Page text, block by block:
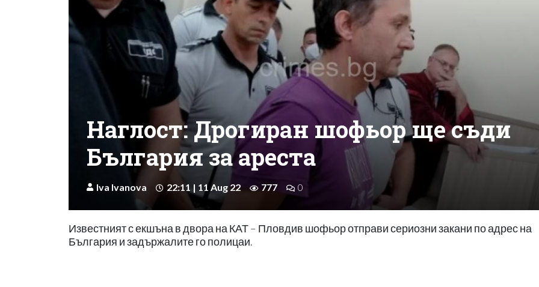
Наглост: Дрогиран шофьор ще съди
България за ареста
Iva Ivanova 22:11 | 11 Aug 22 777 0
Известният с екшъна в двора на КАТ – Пловдив шофьор отправи сериозни закани по адрес на
България и задържалите го полицаи.